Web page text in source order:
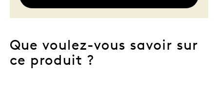
Que voulez-vous savoir sur
ce produit ?